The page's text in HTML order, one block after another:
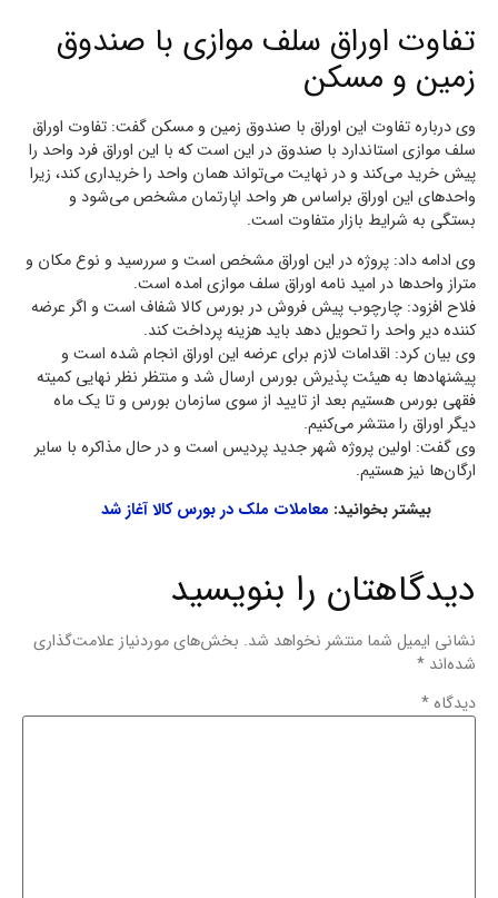
تفاوت اوراق سلف موازی با صندوق
زمین و مسکن
وی درباره تفاوت این اوراق با صندوق زمین و مسکن گفت: تفاوت اوراق
سلف موازی استاندارد با صندوق در این است که با این اوراق فرد واحد را
پیش خرید می‌کند و در نهایت می‌تواند همان واحد را خریداری کند، زیرا
واحد‌های این اوراق براساس هر واحد اپارتمان مشخص می‌شود و
بستگی به شرایط بازار متفاوت است.
وی ادامه داد: پروژه در این اوراق مشخص است و سررسید و نوع مکان و
متراز واحد‌ها در امید نامه اوراق سلف موازی امده است.
فلاح افزود: چارچوب پیش فروش در بورس کالا شفاف است و اگر عرضه
کننده دیر واحد را تحویل دهد باید هزینه پرداخت کند.
وی بیان کرد: اقدامات لازم برای عرضه این اوراق انجام شده است و
پیشنهاد‌ها به هیئت پذیرش بورس ارسال شد و منتظر نظر نهایی کمیته
فقهی بورس هستیم بعد از تایید از سوی سازمان بورس و تا یک ماه
دیگر اوراق را منتشر می‌کنیم.
وی گفت: اولین پروژه شهر جدید پردیس است و در حال مذاکره با سایر
ارگان‌ها نیز هستیم.
بیشتر بخوانید: معاملات ملک در بورس کالا آغاز شد
دیدگاهتان را بنویسید
نشانی ایمیل شما منتشر نخواهد شد. بخش‌های موردنیاز علامت‌گذاری
شده‌اند *
دیدگاه *